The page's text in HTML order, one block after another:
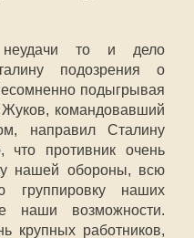
неудачи то и дело
подозрения о
подыгрывая
Жуков, командовавший
направил Сталину
что противник очень
нашей обороны, всю
группировку наших
наши возможности.
крупных работников,